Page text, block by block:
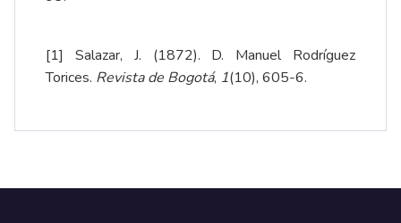
[1] Salazar, J. (1872). D. Manuel Rodríguez
Torices. Revista de Bogotá, 1(10), 605-6.